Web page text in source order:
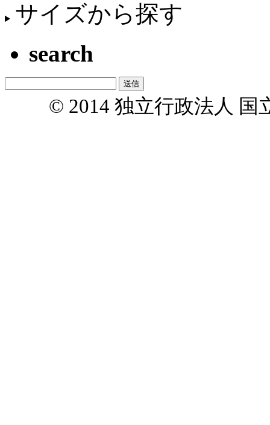
サイズから探す
search
© 2014 独立行政法人 国